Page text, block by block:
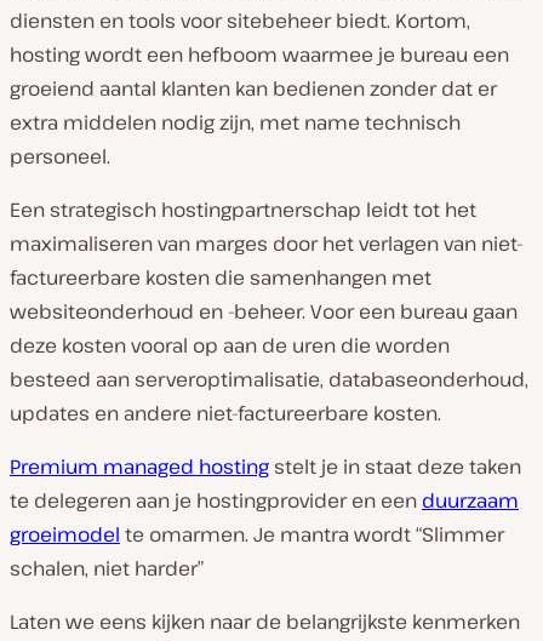
diensten en tools voor sitebeheer biedt. Kortom,
hosting wordt een hefboom waarmee je bureau een
groeiend aantal klanten kan bedienen zonder dat er
extra middelen nodig zijn, met name technisch
personeel.
Een strategisch hostingpartnerschap leidt tot het
maximaliseren van marges door het verlagen van niet-
factureerbare kosten die samenhangen met
websiteonderhoud en -beheer. Voor een bureau gaan
deze kosten vooral op aan de uren die worden
besteed aan serveroptimalisatie, databaseonderhoud,
updates en andere niet-factureerbare kosten.
Premium managed hosting stelt je in staat deze taken
te delegeren aan je hostingprovider en een duurzaam
groeimodel te omarmen. Je mantra wordt “Slimmer
schalen, niet harder”
Laten we eens kijken naar de belangrijkste kenmerken